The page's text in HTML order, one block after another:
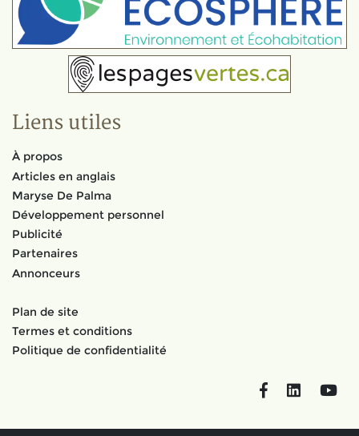
Liens utiles
À propos
Articles en anglais
Maryse De Palma
Développement personnel
Publicité
Partenaires
Annonceurs
Plan de site
Termes et conditions
Politique de confidentialité
FacebookLinkedIn